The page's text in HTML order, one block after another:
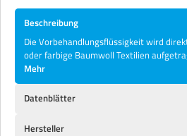
Beschreibung
Die Vorbehandlungsflüssigkeit wird
oder farbige Baumwoll Textilien
Mehr
Datenblätter
Hersteller